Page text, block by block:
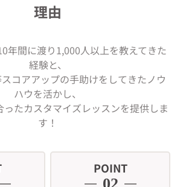
理由
年間に渡り1,000人以上を教えてきた
経験と、
コアアップの手助けをしてきたノウ
ハウを活かし、
ったカスタマイズレッスンを提供しま
す！
POINT